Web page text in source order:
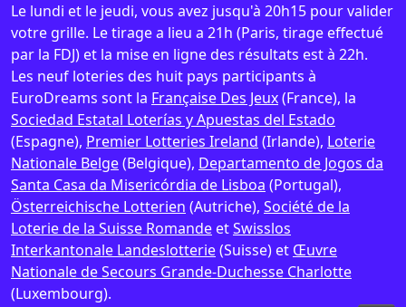
Le lundi et le jeudi, vous avez jusqu'à 20h15 pour valider
votre grille. Le tirage a lieu a 21h (Paris, tirage effectué
par la FDJ) et la mise en ligne des résultats est à 22h.
Les neuf loteries des huit pays participants à
EuroDreams sont la Française Des Jeux(France), la
Sociedad Estatal Loterías y Apuestas del Estado
(Espagne), Premier Lotteries Ireland (Irlande), Loterie
Nationale Belge(Belgique), Departamento de Jogos da
Santa Casa da Misericórdia de Lisboa (Portugal),
Österreichische Lotterien (Autriche), Société de la
Loterie de la Suisse Romande etSwisslos
Interkantonale Landeslotterie(Suisse) et Œuvre
Nationale de Secours Grande-Duchesse Charlotte
(Luxembourg).